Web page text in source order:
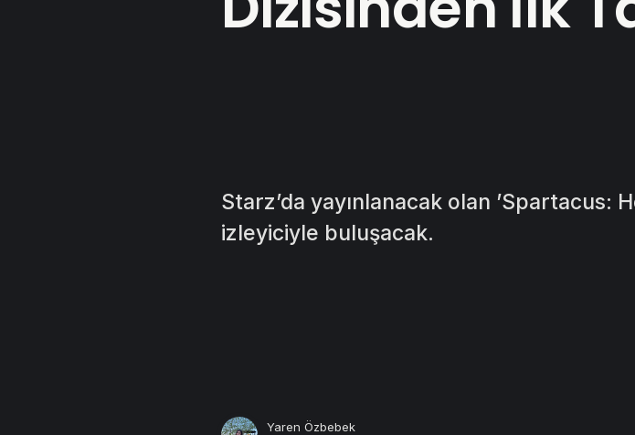
Starz’da yayınlanacak olan ’Spartacus:
izleyiciyle buluşacak.
Yaren Özbebek